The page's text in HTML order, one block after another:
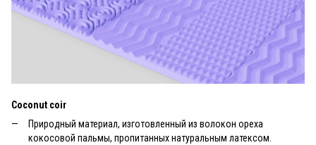
Coconut coir
Природный материал, изготовленный из волокон ореха
кокосовой пальмы, пропитанных натуральным латексом.